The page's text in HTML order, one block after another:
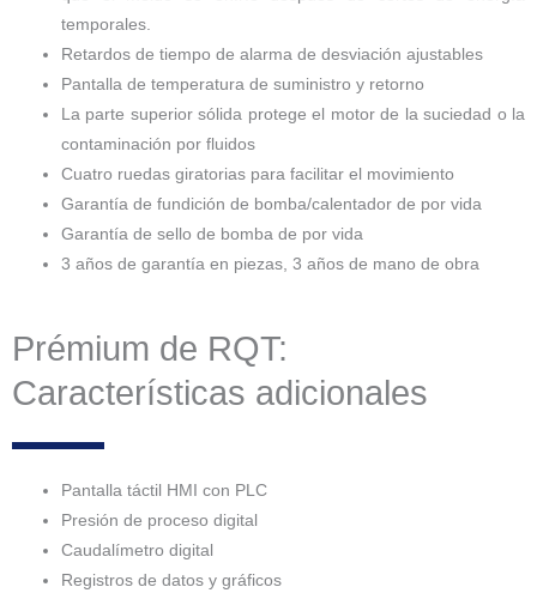
temporales.
Retardos de tiempo de alarma de desviación ajustables
Pantalla de temperatura de suministro y retorno
La parte superior sólida protege el motor de la suciedad o la
contaminación por fluidos
Cuatro ruedas giratorias para facilitar el movimiento
Garantía de fundición de bomba/calentador de por vida
Garantía de sello de bomba de por vida
3 años de garantía en piezas, 3 años de mano de obra
Prémium de RQT:
Características adicionales
Pantalla táctil HMI con PLC
Presión de proceso digital
Caudalímetro digital
Registros de datos y gráficos